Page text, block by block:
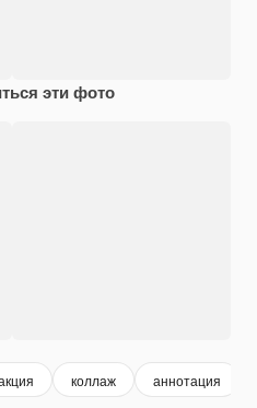
эти фото
коллаж аннотация